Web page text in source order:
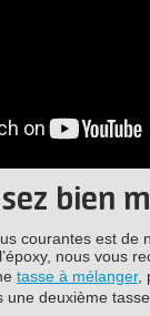
bien
courantes est
nous vous
tasse à mélanger,
une deuxième